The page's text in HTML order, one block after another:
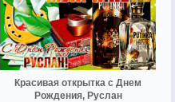
Красивая открытка с Днем
Рождения, Руслан